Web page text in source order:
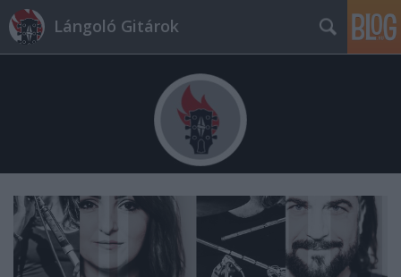
Lángoló Gitárok